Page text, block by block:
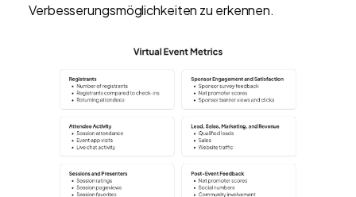
Verbesserungsmöglichkeiten zu erkennen.